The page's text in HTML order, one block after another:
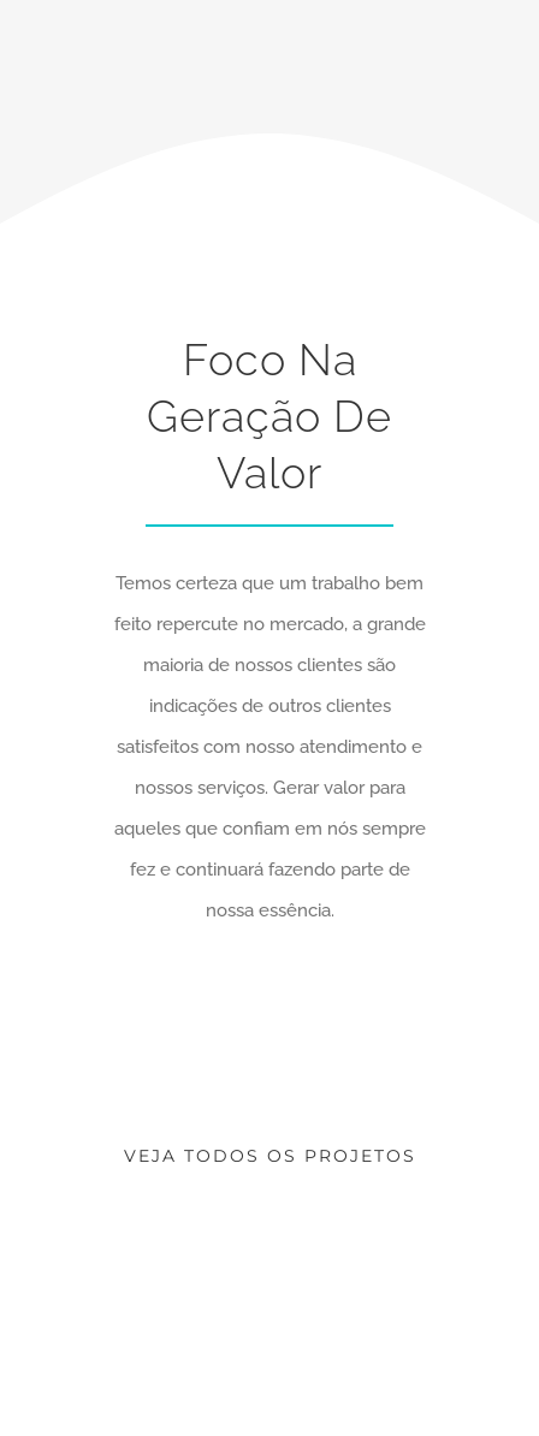
Foco Na
Geração De
Valor
Temos certeza que um trabalho bem
feito repercute no mercado, a grande
maioria de nossos clientes são
indicações de outros clientes
satisfeitos com nosso atendimento e
nossos serviços. Gerar valor para
aqueles que confiam em nós sempre
fez e continuará fazendo parte de
nossa essência.
VEJA TODOS OS PROJETOS